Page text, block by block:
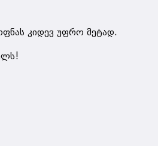
კიდევ უფრო მეტად.